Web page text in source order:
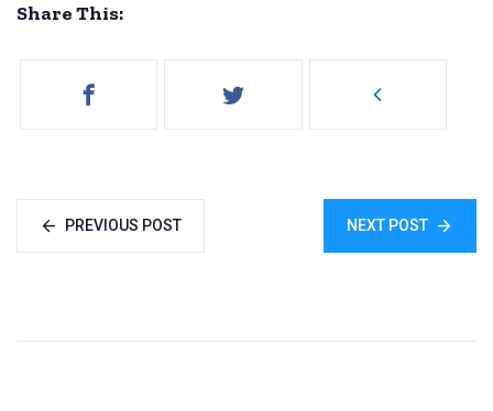
Share This:
PREVIOUS POST NEXT POST